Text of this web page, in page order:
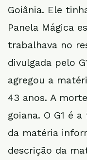
Goiânia. Ele
Panela Mágica
trabalhava no
divulgada pelo
agregou a
43 anos. A
goiana. O G1 é
da matéria
descrição da